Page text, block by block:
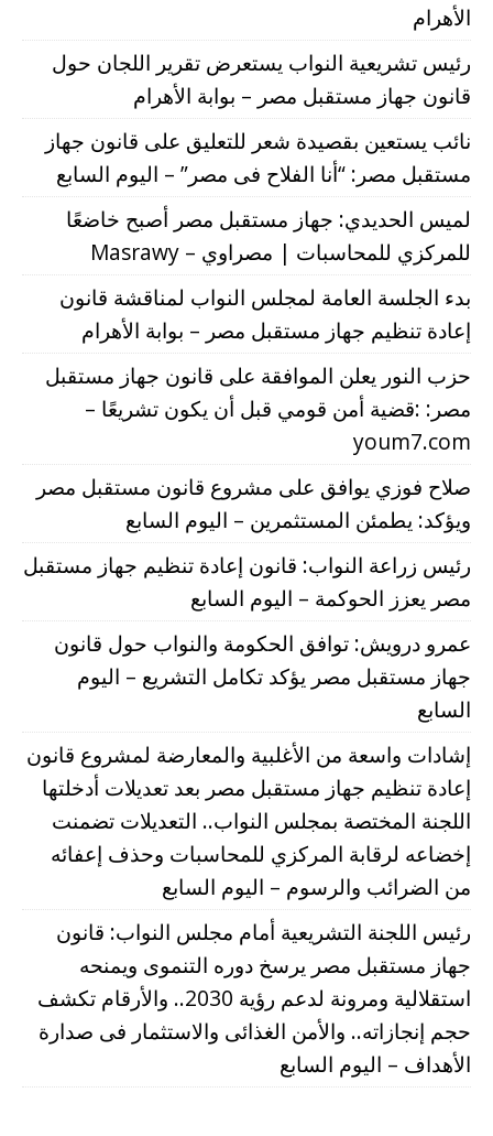
الأهرام
رئيس تشريعية النواب يستعرض تقرير اللجان حول
قانون جهاز مستقبل مصر – بوابة الأهرام
نائب يستعين بقصيدة شعر للتعليق على قانون جهاز
مستقبل مصر: “أنا الفلاح فى مصر” – اليوم السابع
لميس الحديدي: جهاز مستقبل مصر أصبح خاضعًا
للمركزي للمحاسبات | مصراوي – Masrawy
بدء الجلسة العامة لمجلس النواب لمناقشة قانون
إعادة تنظيم جهاز مستقبل مصر – بوابة الأهرام
حزب النور يعلن الموافقة على قانون جهاز مستقبل
مصر: :قضية أمن قومي قبل أن يكون تشريعًا –
youm7.com
صلاح فوزي يوافق على مشروع قانون مستقبل مصر
ويؤكد: يطمئن المستثمرين – اليوم السابع
رئيس زراعة النواب: قانون إعادة تنظيم جهاز مستقبل
مصر يعزز الحوكمة – اليوم السابع
عمرو درويش: توافق الحكومة والنواب حول قانون
جهاز مستقبل مصر يؤكد تكامل التشريع – اليوم
السابع
إشادات واسعة من الأغلبية والمعارضة لمشروع قانون
إعادة تنظيم جهاز مستقبل مصر بعد تعديلات أدخلتها
اللجنة المختصة بمجلس النواب.. التعديلات تضمنت
إخضاعه لرقابة المركزي للمحاسبات وحذف إعفائه
من الضرائب والرسوم – اليوم السابع
رئيس اللجنة التشريعية أمام مجلس النواب: قانون
جهاز مستقبل مصر يرسخ دوره التنموى ويمنحه
استقلالية ومرونة لدعم رؤية 2030.. والأرقام تكشف
حجم إنجازاته.. والأمن الغذائى والاستثمار فى صدارة
الأهداف – اليوم السابع